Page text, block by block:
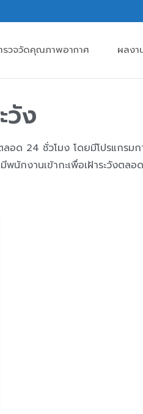
รวจวัดคุณภาพอากาศ ผลงา
วัง
ด 24 ชั่วโมง โดยมีโปรแกรมก
นักงานเข้ากะเพื่อเฝ้าระวังตล